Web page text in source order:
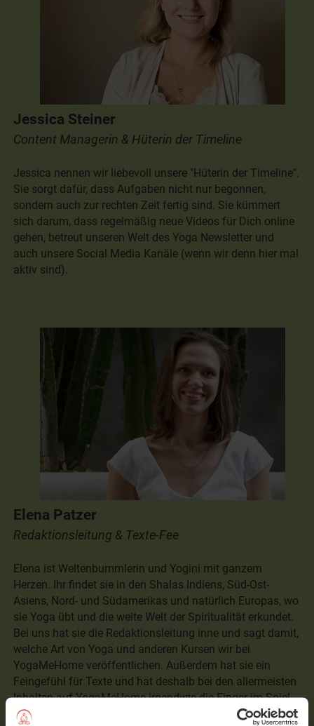
Jessica Steiner
Content Managerin & Hüterin der Timeline
Jessica nennen wir liebevoll unsere "Hüterin der Timeline".
Sie sorgt dafür, dass Aufgaben nicht nur begonnen,
sondern auch zur rechten Zeit fertig sind. Sie kümmert
sich darum, dass regelmäßig neue Videos für Dich online
gehen, betreut unseren Welt des Yoga Newsletter und
auch unsere Social Media Kanäle (wenn wir denn hier mal
aktiv sind).
Elena Patzer
Redaktionsleitung & Texte-Fee
Elena ist Weltenbummlerin und Yogini mit ganzem
Herzen. Ihr findet sie in den Shalas Indiens, Süd-Ost-
Asiens, Nord- und Südamerikas und natürlich Europas, wo
sie Yoga übt und die weite Welt der Spiritualität erkundet.
Bei uns hat sie die Redaktionsleitung inne und sagt damit,
welche Art von Yoga und anderen Kursen wir bei
YogaMeHome veröffentlichen. Außerdem hat sie ein
Feingefühl für Texte und hat deshalb bei den allermeisten
Inhalten auf YogaMeHome irgendwie die Finger im Spiel
gehabt.